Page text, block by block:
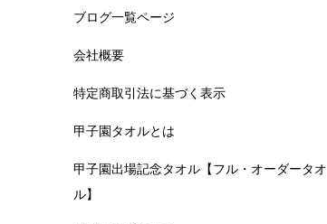
ブログ一覧ページ
会社概要
特定商取引法に基づく表示
甲子園タオルとは
甲子園出場記念タオル【フル・オーダータオ
ル】